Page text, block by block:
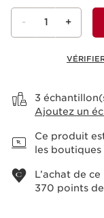
- 1 +
3
Ajoutez un
Ce produit
les boutiques
L’achat de
370 points